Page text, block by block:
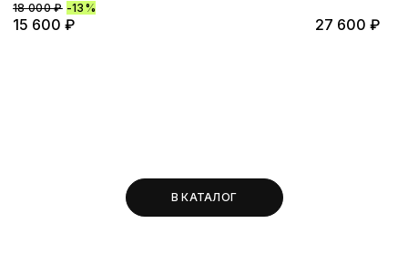
18 000 ₽ -13%
15 600 ₽ 27 600 ₽
В КАТАЛОГ